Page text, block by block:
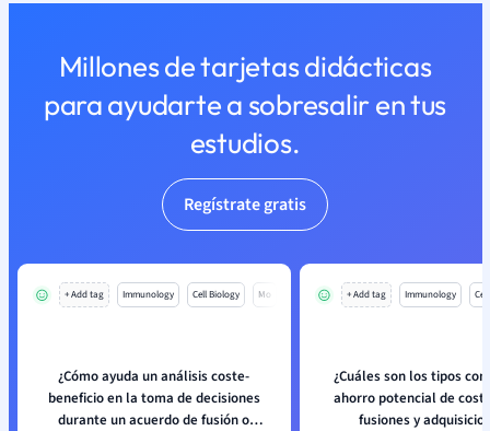
Millones de tarjetas didácticas
para ayudarte a sobresalir en tus
estudios.
Regístrate gratis
+ Add tag Immunology Cell Biology Mo
¿Cómo ayuda un análisis coste-
beneficio en la toma de decisiones
durante un acuerdo de fusión o
+ Add tag Immunology
¿Cuáles son los tipos
ahorro potencial de
fusiones y